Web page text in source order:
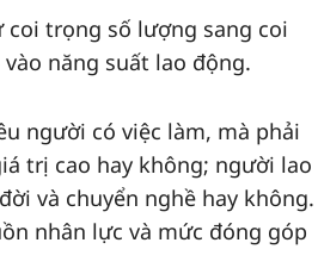
coi trọng số lượng sang coi
năng suất lao động.
người có việc làm, mà phải
trị cao hay không; người lao
và chuyển nghề hay không.
nhân lực và mức đóng góp